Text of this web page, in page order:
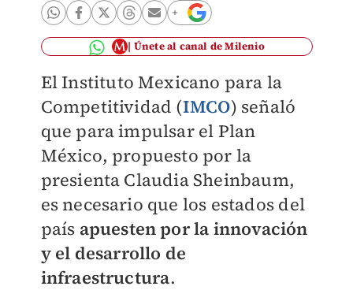
Únete al canal de Milenio
El Instituto Mexicano para la
Competitividad (IMCO) señaló
que para impulsar el Plan
México, propuesto por la
presienta Claudia Sheinbaum,
es necesario que los estados del
país apuesten por la innovación
y el desarrollo de
infraestructura.